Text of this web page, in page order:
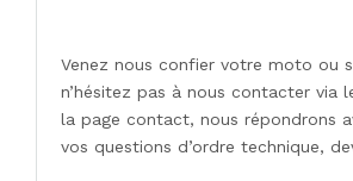
Venez nous confier votre moto ou
n’hésitez pas à nous contacter via
la page contact, nous répondrons
vos questions d’ordre technique,